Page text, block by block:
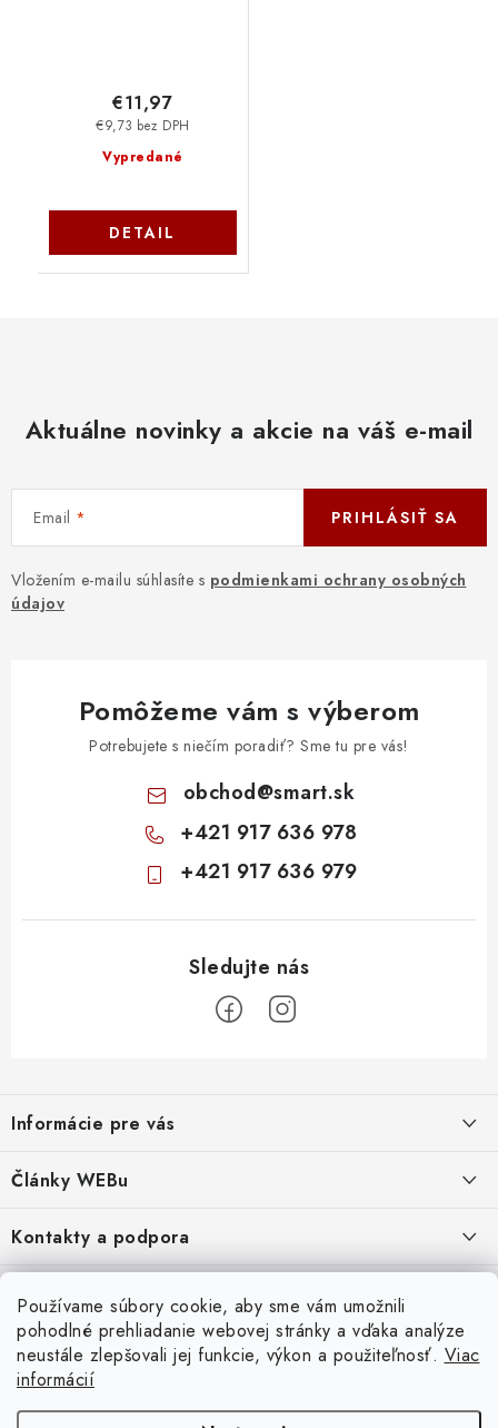
Používame súbory cookie, aby sme vám umožnili
pohodlné prehliadanie webovej stránky a vďaka analýze
neustále zlepšovali jej funkcie, výkon a použiteľnosť. Viac
informácií
Vypredané
€9,73 bez DPH
€11,97
DETAIL
Aktuálne novinky a akcie na váš e-mail
Email
Vložením e-mailu súhlasíte s podmienkami ochrany osobných
údajov
PRIHLÁSIŤ SA
Pomôžeme vám s výberom
Potrebujete s niečím poradiť? Sme tu pre vás!
obchod@smart.sk
+421 917 636 978
+421 917 636 979
p
ä
e
Informácie pre vás
Obchodné podmienky
Moja objednávka
Odstúpenie od zmluvy
Formuláre na stiahnutie
Napíšte nám
Články WEBu
Dôležité oznamy
16.6.2026
Nákup na splátky
23.10.2022
Ako nakupovať
Kontakty a podpora
2.8.2022
Doprava a Platba
4.3.2022
Servisné služby
Servis a služby pre Vás
5.3.2022
Inštalácia a servis NB
Doprava - UPS Doprava - Packeta Splátky - Home Credit